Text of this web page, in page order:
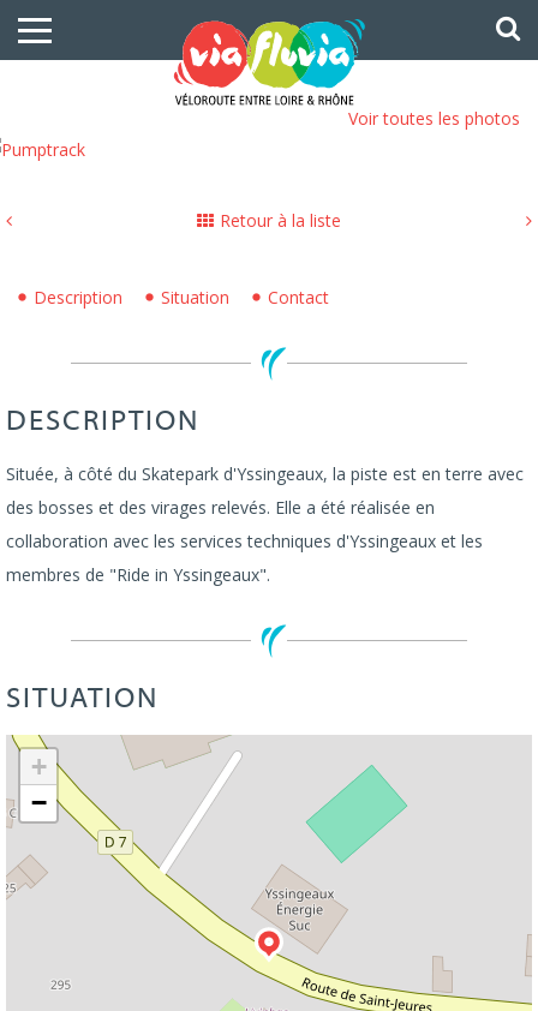
Voir toutes les photos
Retour à la liste
Description Situation Contact
DESCRIPTION
Située, à côté du Skatepark d'Yssingeaux, la piste est en terre avec
des bosses et des virages relevés. Elle a été réalisée en
collaboration avec les services techniques d'Yssingeaux et les
membres de "Ride in Yssingeaux".
SITUATION
+
−